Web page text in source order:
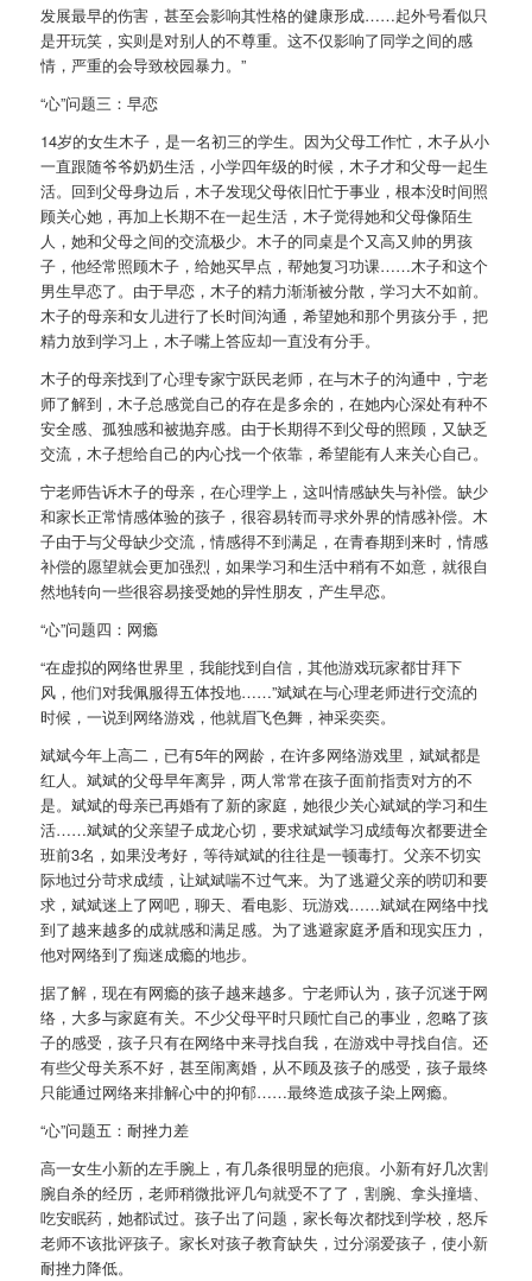
发展最早的伤害，甚至会影响其性格的健康形成……起外号看似只
是开玩笑，实则是对别人的不尊重。这不仅影响了同学之间的感
情，严重的会导致校园暴力。”
“心”问题三：早恋
14岁的女生木子，是一名初三的学生。因为父母工作忙，木子从小
一直跟随爷爷奶奶生活，小学四年级的时候，木子才和父母一起生
活。回到父母身边后，木子发现父母依旧忙于事业，根本没时间照
顾关心她，再加上长期不在一起生活，木子觉得她和父母像陌生
人，她和父母之间的交流极少。木子的同桌是个又高又帅的男孩
子，他经常照顾木子，给她买早点，帮她复习功课……木子和这个
男生早恋了。由于早恋，木子的精力渐渐被分散，学习大不如前。
木子的母亲和女儿进行了长时间沟通，希望她和那个男孩分手，把
精力放到学习上，木子嘴上答应却一直没有分手。
木子的母亲找到了心理专家宁跃民老师，在与木子的沟通中，宁老
师了解到，木子总感觉自己的存在是多余的，在她内心深处有种不
安全感、孤独感和被抛弃感。由于长期得不到父母的照顾，又缺乏
交流，木子想给自己的内心找一个依靠，希望能有人来关心自己。
宁老师告诉木子的母亲，在心理学上，这叫情感缺失与补偿。缺少
和家长正常情感体验的孩子，很容易转而寻求外界的情感补偿。木
子由于与父母缺少交流，情感得不到满足，在青春期到来时，情感
补偿的愿望就会更加强烈，如果学习和生活中稍有不如意，就很自
然地转向一些很容易接受她的异性朋友，产生早恋。
“心”问题四：网瘾
“在虚拟的网络世界里，我能找到自信，其他游戏玩家都甘拜下
风，他们对我佩服得五体投地……”斌斌在与心理老师进行交流的
时候，一说到网络游戏，他就眉飞色舞，神采奕奕。
斌斌今年上高二，已有5年的网龄，在许多网络游戏里，斌斌都是
红人。斌斌的父母早年离异，两人常常在孩子面前指责对方的不
是。斌斌的母亲已再婚有了新的家庭，她很少关心斌斌的学习和生
活……斌斌的父亲望子成龙心切，要求斌斌学习成绩每次都要进全
班前3名，如果没考好，等待斌斌的往往是一顿毒打。父亲不切实
际地过分苛求成绩，让斌斌喘不过气来。为了逃避父亲的唠叨和要
求，斌斌迷上了网吧，聊天、看电影、玩游戏……斌斌在网络中找
到了越来越多的成就感和满足感。为了逃避家庭矛盾和现实压力，
他对网络到了痴迷成瘾的地步。
据了解，现在有网瘾的孩子越来越多。宁老师认为，孩子沉迷于网
络，大多与家庭有关。不少父母平时只顾忙自己的事业，忽略了孩
子的感受，孩子只有在网络中来寻找自我，在游戏中寻找自信。还
有些父母关系不好，甚至闹离婚，从不顾及孩子的感受，孩子最终
只能通过网络来排解心中的抑郁……最终造成孩子染上网瘾。
“心”问题五：耐挫力差
高一女生小新的左手腕上，有几条很明显的疤痕。小新有好几次割
腕自杀的经历，老师稍微批评几句就受不了了，割腕、拿头撞墙、
吃安眠药，她都试过。孩子出了问题，家长每次都找到学校，怒斥
老师不该批评孩子。家长对孩子教育缺失，过分溺爱孩子，使小新
耐挫力降低。